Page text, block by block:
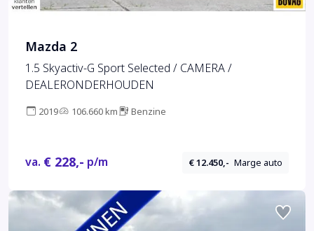
Mazda 2
1.5 Skyactiv-G Sport Selected / CAMERA /
DEALERONDERHOUDEN
2019 106.660 km Benzine
va. € 228,- p/m € 12.450,- Marge auto